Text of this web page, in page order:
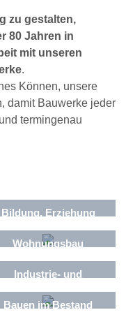
zu gestalten,
80 Jahren in
mit unseren
.
Können, unsere
damit Bauwerke jeder
termingenau
Bildung, Erziehung
Wohnungsbau
Industrie- und
Funktionsgebäude
Bauen im Bestand